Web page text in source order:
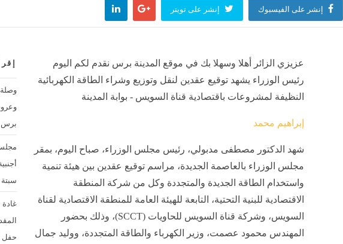
إنشر على الفيسبوك إنشر على تويتر
برس
حفل
عزيزي الزائر أهلا وسهلا بك في موقع المدينة برس نقدم لكم اليوم
رئيس الوزراء يشهد توقيع عقدين لنقل وتوزيع وشراء الطاقة الكهربائية
النظيفة لمشروعات باقتصادية قناة السويس - بوابة المدينة
إبراهيم محمد
شهد الدكتور مصطفى مدبولي، رئيس مجلس الوزراء، صباح اليوم، بمقر
مجلس الوزراء بالعاصمة الجديدة، مراسم توقيع عقدين بين هيئة تنمية
واستخدام الطاقة الجديدة والمتجددة وكل من شركة المنطقة
الاقتصادية للبنية التحتية، التابعة للهيئة العامة للمنطقة الاقتصادية لقناة
السويس، وشركة قناة السويس للحاويات (SCCT)، وذلك بحضور
المهندس محمود عصمت، وزير الكهرباء والطاقة المتجددة، ووليد جمال